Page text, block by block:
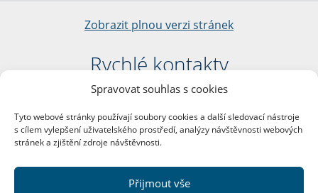
Spravovat souhlas s cookies
Tyto webové stránky používají soubory cookies a další sledovací nástroje
s cílem vylepšení uživatelského prostředí, analýzy návštěvnosti webových
stránek a zjištění zdroje návštěvnosti.
Přijmout vše
Zobrazit plnou verzi stránek
Rychlé kontakty
Filozofická fakulta
nám. Jana Palacha 1/2
116 38 Praha 1
DIČ: CZ00216208